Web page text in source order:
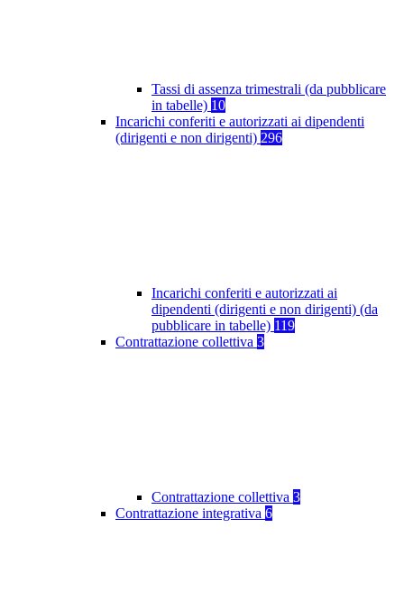
Tassi di assenza trimestrali (da pubblicare
in tabelle) 10
Incarichi conferiti e autorizzati ai dipendenti
(dirigenti e non dirigenti) 296
Incarichi conferiti e autorizzati ai
dipendenti (dirigenti e non dirigenti) (da
pubblicare in tabelle) 119
Contrattazione collettiva 3
Contrattazione collettiva 3
Contrattazione integrativa 6